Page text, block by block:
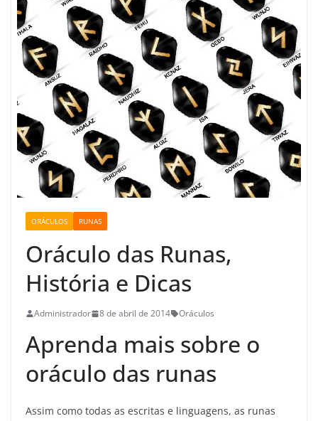
ORÁCULOS RUNAS
Oráculo das Runas,
História e Dicas
Administrador 8 de abril de 2014 Oráculos
Aprenda mais sobre o
oráculo das runas
Assim como todas as escritas e linguagens, as runas